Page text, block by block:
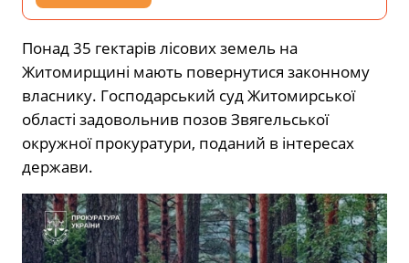
Понад 35 гектарів лісових земель на
Житомирщині мають повернутися законному
власнику. Господарський суд Житомирської
області задовольнив позов Звягельської
окружної прокуратури, поданий в інтересах
держави.